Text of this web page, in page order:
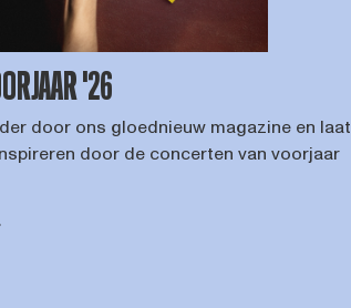
'26
door ons gloednieuw magazine en laat
door de concerten van voorjaar